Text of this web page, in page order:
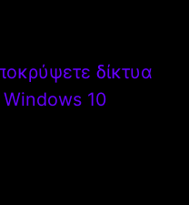
δίκτυα
10